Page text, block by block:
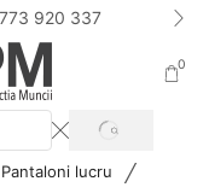
920 337
0
SEARCH
Pantaloni lucru /